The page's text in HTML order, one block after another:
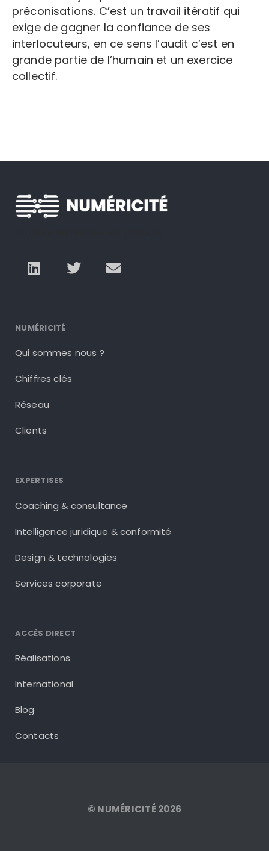
préconisations. C’est un travail itératif qui
exige de gagner la confiance de ses
interlocuteurs, en ce sens l’audit c’est en
grande partie de l’humain et un exercice
collectif.
NUMÉRICITÉ
Qui sommes nous ?
Chiffres clés
Réseau
Clients
EXPERTISES
Coaching & consultance
Intelligence juridique & conformité
Design & technologies
Services corporate
ACCÈS DIRECT
Réalisations
International
Blog
Contacts
© NUMÉRICITÉ 2026